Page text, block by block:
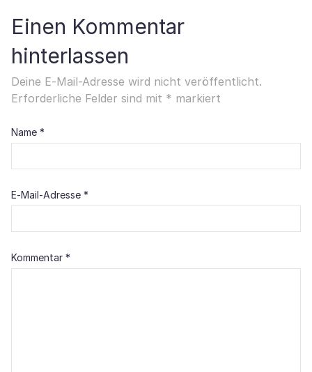
Einen Kommentar
hinterlassen
Deine E-Mail-Adresse wird nicht veröffentlicht.
Erforderliche Felder sind mit * markiert
Name *
E-Mail-Adresse *
Kommentar *